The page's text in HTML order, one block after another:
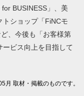
BUSINESS」、美
トショップ「FiNCモ
、今後も「お客様第
ビス向上を目指して
月 取材・掲載のものです。